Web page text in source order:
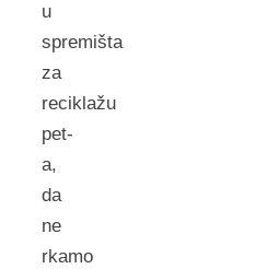
u
spremišta
za
reciklažu
pet-
a,
da
ne
rkamo